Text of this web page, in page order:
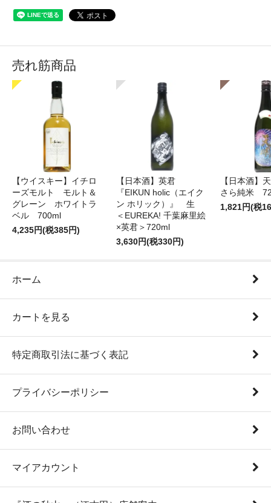
売れ筋商品
【ウイスキー】イチロ
ーズモルト モルト＆
グレーン ホワイトラ
ベル 700ml
4,235円(税385円)
【日本酒】英君
『EIKUN holic（エイク
ン ホリック）』 生
＜EUREKA! 千葉麻里絵
×英君＞720ml
3,630円(税330円)
【日本酒】
さら純米
1,821円(税
ホーム
カートを見る
特定商取引法に基づく表記
プライバシーポリシー
お問い合わせ
マイアカウント